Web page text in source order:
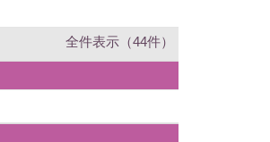
全件表示（44件）